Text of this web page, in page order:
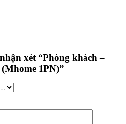
xét “Phòng khách –
1PN)”